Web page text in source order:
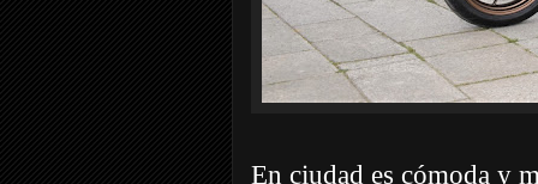
En ciudad es cómoda y